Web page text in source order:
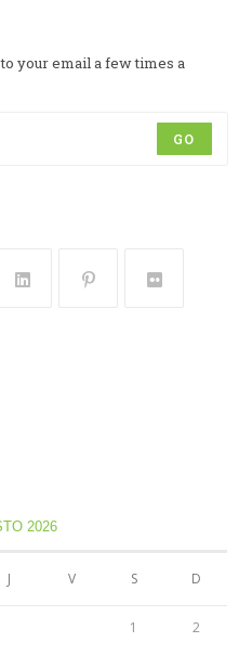
your email a few times a
GO
2026
J V S D
1 2